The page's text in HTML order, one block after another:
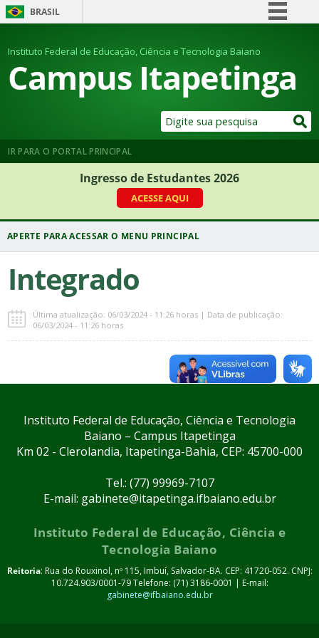
BRASIL
Comunica BR
Participe
Legislação
Instituto Federal de Educação, Ciência e Tecnologia Baiano
Campus Itapetinga
IR PARA O PORTAL PRINCIPAL
Ingresso de Estudantes 2026
ACESSE AQUI
Integrado
Última atualização: 06/03/2024 - 11:26 horas | Data de publicação:
06/03/2024 - 11:26 horas
Instituto Federal de Educação, Ciência e Tecnologia
Baiano – Campus Itapetinga
Km 02 - Clerolandia, Itapetinga-Bahia, CEP: 45700-000
Tel.: (77) 99969-7107
E-mail: gabinete@itapetinga.ifbaiano.edu.br
Instituto Federal de Educação, Ciência e
Tecnologia Baiano
Reitoria: Rua do Rouxinol, nº 115, Imbuí, Salvador-BA. CEP: 41720-052. CNPJ:
10.724.903/0001-79 Telefone: (71) 3186-0001 | E-mail:
gabinete@ifbaiano.edu.br